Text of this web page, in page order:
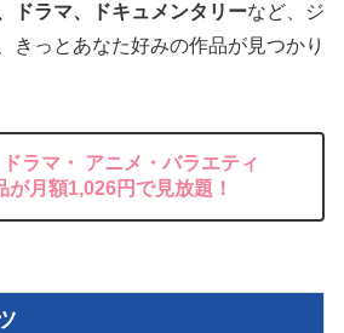
ドラマ、ドキュメンタリーなど、ジ
きっとあなた好みの作品が見つかり
ラマ・ アニメ・バラエティ
が月額1,026円で見放題！